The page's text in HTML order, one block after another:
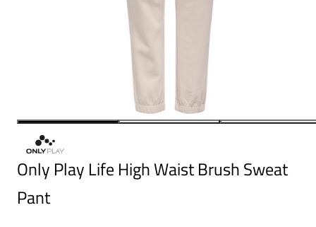
Only Play Life High Waist Brush Sweat
Pant